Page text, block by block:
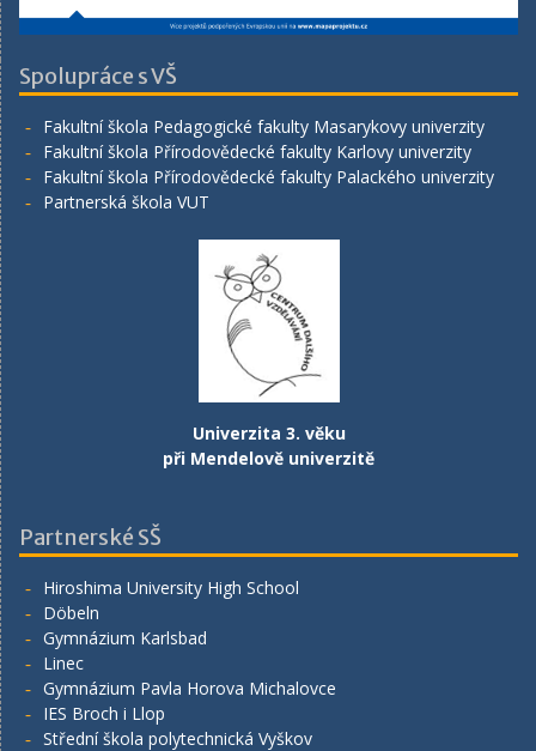
Spolupráce s VŠ
Fakultní škola Pedagogické fakulty Masarykovy univerzity
Fakultní škola Přírodovědecké fakulty Karlovy univerzity
Fakultní škola Přírodovědecké fakulty Palackého univerzity
Partnerská škola VUT
Univerzita 3. věku
při Mendelově univerzitě
Partnerské SŠ
Hiroshima University High School
Döbeln
Gymnázium Karlsbad
Linec
Gymnázium Pavla Horova Michalovce
IES Broch i Llop
Střední škola polytechnická Vyškov